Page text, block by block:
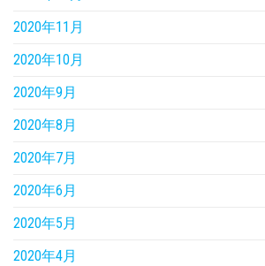
2020年11月
2020年10月
2020年9月
2020年8月
2020年7月
2020年6月
2020年5月
2020年4月